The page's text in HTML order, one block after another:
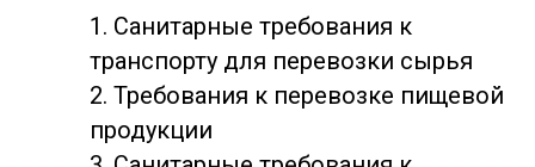
1. Санитарные требования к
транспорту для перевозки сырья
2. Требования к перевозке пищевой
продукции